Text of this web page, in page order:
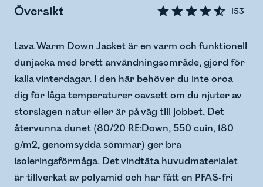
Översikt 153
Lava Warm Down Jacket är en varm och funktionell
dunjacka med brett användningsområde, gjord för
kalla vinterdagar. I den här behöver du inte oroa
dig för låga temperaturer oavsett om du njuter av
storslagen natur eller är på väg till jobbet. Det
återvunna dunet (80/20 RE:Down, 550 cuin, 180
g/m2, genomsydda sömmar) ger bra
isoleringsförmåga. Det vindtäta huvudmaterialet
är tillverkat av polyamid och har fått en PFAS-fri